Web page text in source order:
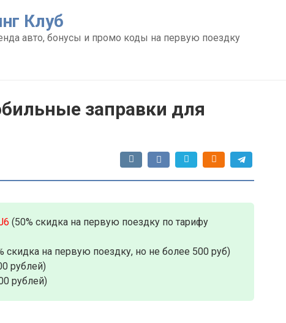
Клуб
авто, бонусы и промо коды на первую поездку
заправки для
(50% скидка на первую поездку по тарифу
скидка на первую поездку, но не более 500 руб)
рублей)
рублей)